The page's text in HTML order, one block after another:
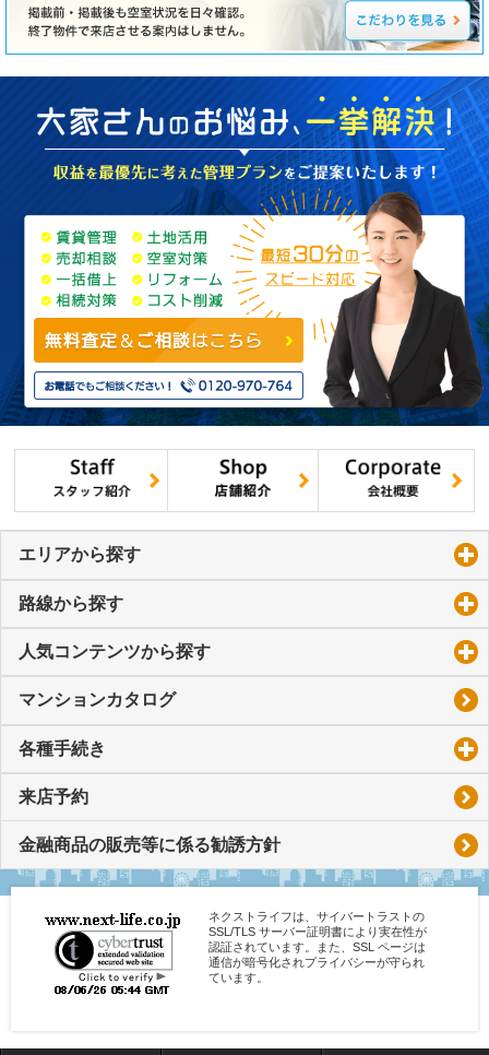
エリアから探す
路線から探す
人気コンテンツから探す
マンションカタログ
各種手続き
来店予約
金融商品の販売等に係る勧誘方針
ネクストライフは、サイバートラストの
SSL/TLS サーバー証明書により実在性が
認証されています。また、SSL ページは
通信が暗号化されプライバシーが守られ
ています。